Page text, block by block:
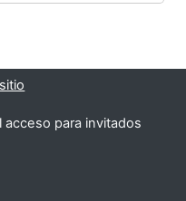
para invitados